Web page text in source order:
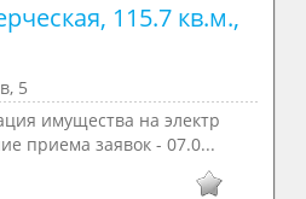
115.7 кв.м.,
5
имущества на электр
приема заявок - 07.0...